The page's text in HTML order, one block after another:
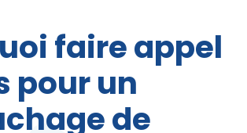
faire appel
pour un
de